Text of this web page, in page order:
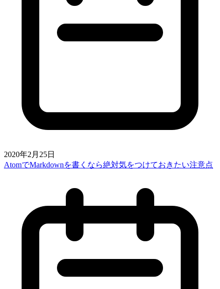
2020年2月25日
AtomでMarkdownを書くなら絶対気をつけておきたい注意点